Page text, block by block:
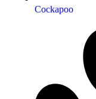
Cockapoo